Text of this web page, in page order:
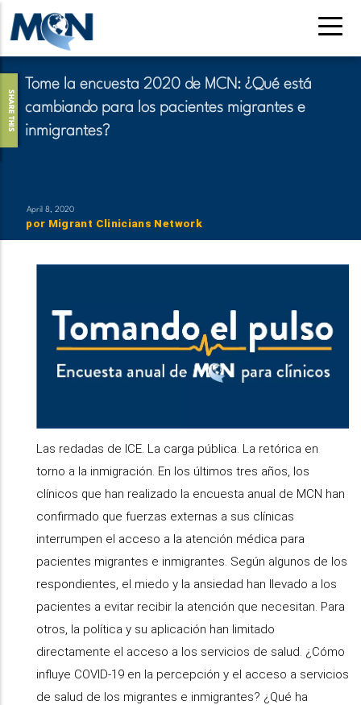
Pasar
contenido
principalTome la encuesta 2020 de MCN: ¿Qué está
cambiando para los pacientes migrantes e
inmigrantes?
por Migrant Clinicians Network
April 8, 2020
SHARE THIS
Las redadas de ICE. La carga pública. La retórica en
torno a la inmigración. En los últimos tres años, los
clínicos que han realizado la encuesta anual de MCN han
confirmado que fuerzas externas a sus clínicas
interrumpen el acceso a la atención médica para
pacientes migrantes e inmigrantes. Según algunos de los
respondientes, el miedo y la ansiedad han llevado a los
pacientes a evitar recibir la atención que necesitan. Para
otros, la política y su aplicación han limitado
directamente el acceso a los servicios de salud. ¿Cómo
influye COVID-19 en la percepción y el acceso a servicios
de salud de los migrantes e inmigrantes? ¿Qué ha